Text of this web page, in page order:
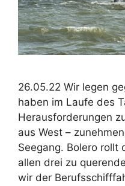
26.05.22 Wir legen
haben im Laufe des
Herausforderungen
aus West –
Seegang. Bolero rollt
allen drei zu
wir der